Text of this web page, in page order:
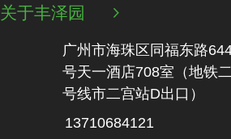
关于丰泽园 
广州市海珠区同福东路
号天一酒店708室（地铁‬
号线市二‬宫站D出口）
13710684121